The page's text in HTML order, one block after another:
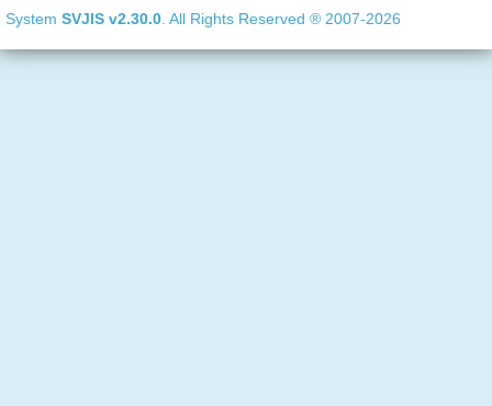
System SVJIS v2.30.0. All Rights Reserved ® 2007-2026